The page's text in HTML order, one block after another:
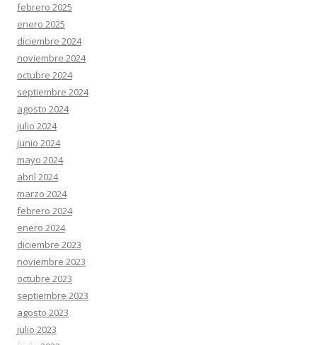
febrero 2025
enero 2025
diciembre 2024
noviembre 2024
octubre 2024
septiembre 2024
agosto 2024
julio 2024
junio 2024
mayo 2024
abril 2024
marzo 2024
febrero 2024
enero 2024
diciembre 2023
noviembre 2023
octubre 2023
septiembre 2023
agosto 2023
julio 2023